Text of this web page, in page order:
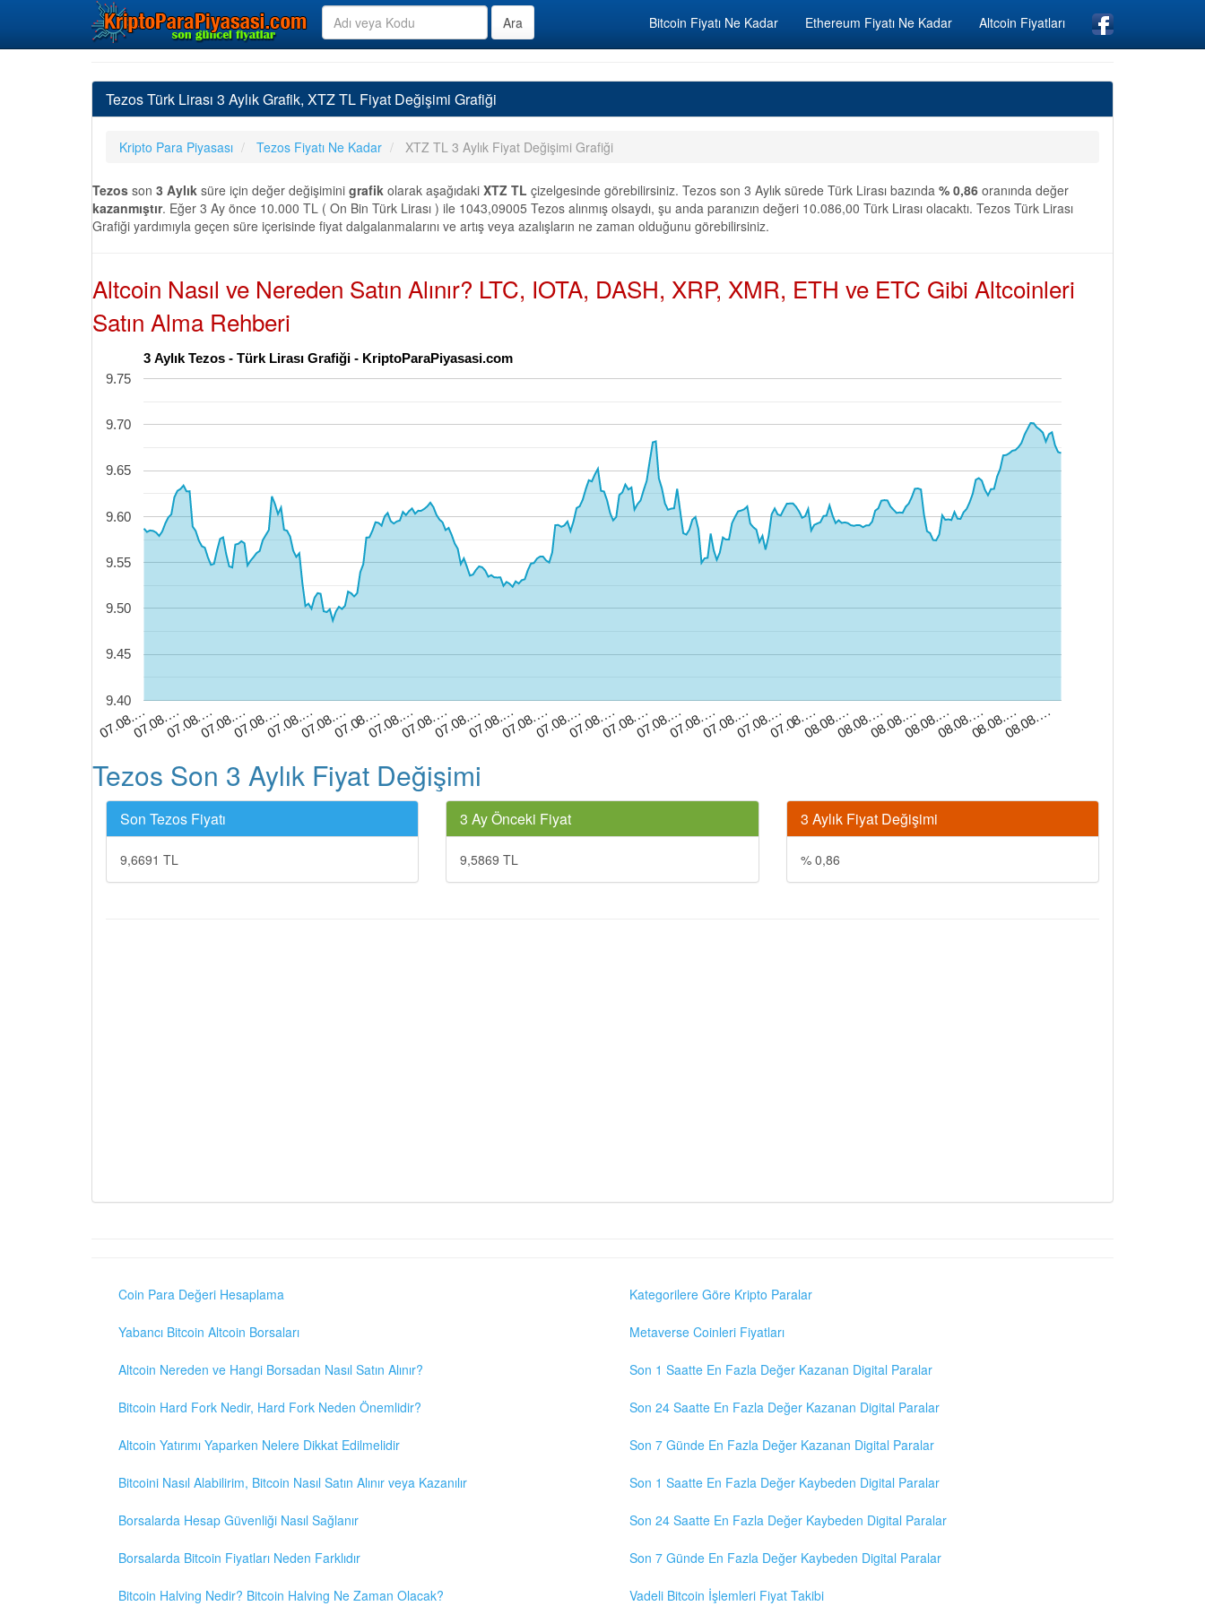
Bitcoin Fiyatı Ne Kadar Ethereum Fiyatı Ne Kadar Altcoin Fiyatları
Tezos Türk Lirası 3 Aylık Grafik, XTZ TL Fiyat Değişimi Grafiği
Kripto Para Piyasası Tezos Fiyatı Ne Kadar XTZ TL 3 Aylık Fiyat Değişimi Grafiği
Tezos son 3 Aylık süre için değer değişimini grafik olarak aşağıdaki XTZ TL çizelgesinde görebilirsiniz. Tezos son 3 Aylık sürede Türk Lirası bazında % 0,86 oranında değer
kazanmıştır. Eğer 3 Ay önce 10.000 TL ( On Bin Türk Lirası ) ile 1043,09005 Tezos alınmış olsaydı, şu anda paranızın değeri 10.086,00 Türk Lirası olacaktı. Tezos Türk Lirası
Grafiği yardımıyla geçen süre içerisinde fiyat dalgalanmalarını ve artış veya azalışların ne zaman olduğunu görebilirsiniz.
Altcoin Nasıl ve Nereden Satın Alınır? LTC, IOTA, DASH, XRP, XMR, ETH ve ETC Gibi Altcoinleri
Satın Alma Rehberi
3 Aylık Tezos - Türk Lirası Grafiği - KriptoParaPiyasasi.com
07.08.…07.08.…07.08.…07.08.…07.08.…07.08.…07.08.…07.08.…07.08.…07.08.…07.08.…07.08.…07.08.…07.08.…07.08.…07.08.…07.08.…07.08.…07.08.…07.08.…07.08.…08.08.…08.08.…08.08.…08.08.…08.08.…08.08.…08.08.…
9.40
9.45
9.50
9.55
9.60
9.65
9.70
9.75
Tezos Son 3 Aylık Fiyat Değişimi
Son Tezos Fiyatı
9,6691 TL
3 Ay Önceki Fiyat
9,5869 TL
3 Aylık Fiyat Değişimi
% 0,86
Coin Para Değeri Hesaplama
Yabancı Bitcoin Altcoin Borsaları
Altcoin Nereden ve Hangi Borsadan Nasıl Satın Alınır?
Bitcoin Hard Fork Nedir, Hard Fork Neden Önemlidir?
Altcoin Yatırımı Yaparken Nelere Dikkat Edilmelidir
Bitcoini Nasıl Alabilirim, Bitcoin Nasıl Satın Alınır veya Kazanılır
Borsalarda Hesap Güvenliği Nasıl Sağlanır
Borsalarda Bitcoin Fiyatları Neden Farklıdır
Bitcoin Halving Nedir? Bitcoin Halving Ne Zaman Olacak?
Kategorilere Göre Kripto Paralar
Metaverse Coinleri Fiyatları
Son 1 Saatte En Fazla Değer Kazanan Digital Paralar
Son 24 Saatte En Fazla Değer Kazanan Digital Paralar
Son 7 Günde En Fazla Değer Kazanan Digital Paralar
Son 1 Saatte En Fazla Değer Kaybeden Digital Paralar
Son 24 Saatte En Fazla Değer Kaybeden Digital Paralar
Son 7 Günde En Fazla Değer Kaybeden Digital Paralar
Vadeli Bitcoin İşlemleri Fiyat Takibi